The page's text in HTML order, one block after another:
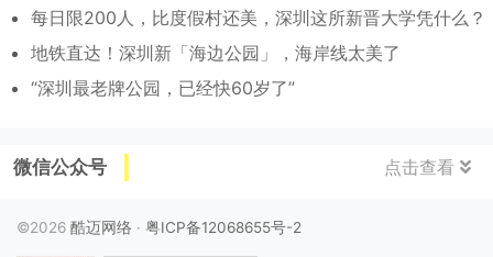
每日限200人，比度假村还美，深圳这所新晋大学凭什么？
地铁直达！深圳新「海边公园」，海岸线太美了
“深圳最老牌公园，已经快60岁了”
微信公众号 点击查看
©2026 酷迈网络 · 粤ICP备12068655号-2